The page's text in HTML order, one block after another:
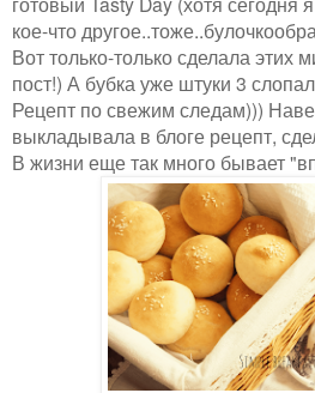
кое-что
Вот только-только сделала
пост!) А бубка уже штуки 3
Рецепт по свежим следам)))
выкладывала в блоге рецепт,
В жизни еще так много бывает